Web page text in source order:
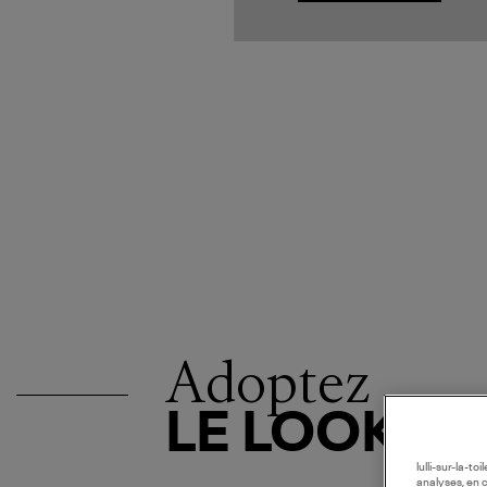
Adoptez
LE LOOK
lulli-sur-la-
analyses, en